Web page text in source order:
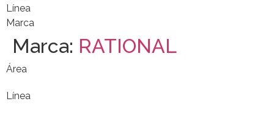
Línea
Marca
Marca: RATIONAL
Área
Línea